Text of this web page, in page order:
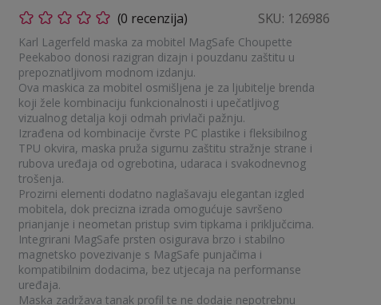
(0 recenzija) SKU: 126986
Karl Lagerfeld maska za mobitel MagSafe Choupette
Peekaboo donosi razigran dizajn i pouzdanu zaštitu u
prepoznatljivom modnom izdanju.
Ova maskica za mobitel osmišljena je za ljubitelje brenda
koji žele kombinaciju funkcionalnosti i upečatljivog
vizualnog detalja koji odmah privlači pažnju.
Izrađena od kombinacije čvrste PC plastike i fleksibilnog
TPU okvira, maska pruža sigurnu zaštitu stražnje strane i
rubova uređaja od ogrebotina, udaraca i svakodnevnog
trošenja.
Prozirni elementi dodatno naglašavaju elegantan izgled
mobitela, dok precizna izrada omogućuje savršeno
prianjanje i neometan pristup svim tipkama i priključcima.
Integrirani MagSafe prsten osigurava brzo i stabilno
magnetsko povezivanje s MagSafe punjačima i
kompatibilnim dodacima, bez utjecaja na performanse
uređaja.
Maska zadržava tanak profil te ne dodaje nepotrebnu